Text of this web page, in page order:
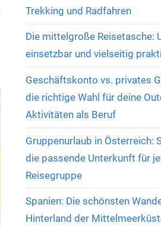
Trekking und Radfahren
Die mittelgroße Reisetasche:
einsetzbar und vielseitig
Geschäftskonto vs. privates
die richtige Wahl für deine
Aktivitäten als Beruf
Gruppenurlaub in Österreich:
die passende Unterkunft für
Reisegruppe
Spanien: Die schönsten
Hinterland der